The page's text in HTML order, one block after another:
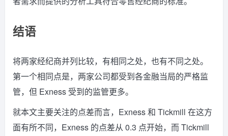
结语
将两家经纪商并列比较，有相同之处，也有不同之处。
第一个相同点是，两家公司都受到各金融当局的严格监
管，但 Exness 受到的监管更多。
就本文主要关注的点差而言，Exness 和 Tickmill 在这方
面有所不同，Exness 的点差从 0.3 点开始，而 Tickmill